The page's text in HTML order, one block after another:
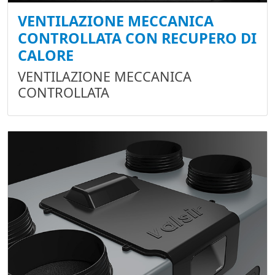
VENTILAZIONE MECCANICA
CONTROLLATA CON RECUPERO DI
CALORE
VENTILAZIONE MECCANICA
CONTROLLATA